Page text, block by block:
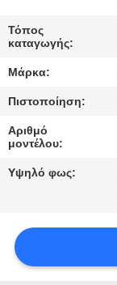
ΜΑΣ
ΕΛΆΤΕ
ΣΕ
ΕΠΑΦΉ
ΜΕ
Τόπος
καταγωγής:
Μάρκα:
Πιστοποίηση:
Αριθμό
μοντέλου:
Υψηλό φως: